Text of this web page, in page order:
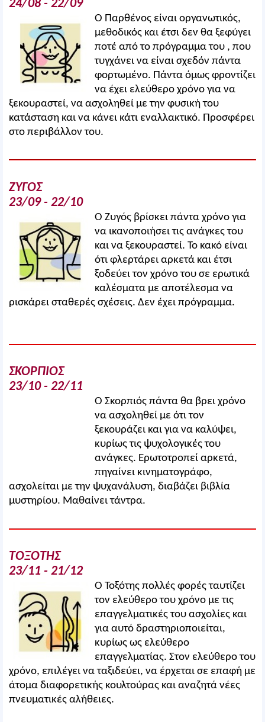
24/08 - 22/09
Ο Παρθένος είναι οργανωτικός,
μεθοδικός και έτσι δεν θα ξεφύγει
ποτέ από το πρόγραμμα του , που
τυγχάνει να είναι σχεδόν πάντα
φορτωμένο. Πάντα όμως φροντίζει
να έχει ελεύθερο χρόνο για να
ξεκουραστεί, να ασχοληθεί με την φυσική του
κατάσταση και να κάνει κάτι εναλλακτικό. Προσφέρει
στο περιβάλλον του.
ΖΥΓΟΣ
23/09 - 22/10
Ο Ζυγός βρίσκει πάντα χρόνο για
να ικανοποιήσει τις ανάγκες του
και να ξεκουραστεί. Το κακό είναι
ότι φλερτάρει αρκετά και έτσι
ξοδεύει τον χρόνο του σε ερωτικά
καλέσματα με αποτέλεσμα να
ρισκάρει σταθερές σχέσεις. Δεν έχει πρόγραμμα.
ΣΚΟΡΠΙΟΣ
23/10 - 22/11
Ο Σκορπιός πάντα θα βρει χρόνο
να ασχοληθεί με ότι τον
ξεκουράζει και για να καλύψει,
κυρίως τις ψυχολογικές του
ανάγκες. Ερωτοτροπεί αρκετά,
πηγαίνει κινηματογράφο,
ασχολείται με την ψυχανάλυση, διαβάζει βιβλία
μυστηρίου. Μαθαίνει τάντρα.
ΤΟΞΟΤΗΣ
23/11 - 21/12
Ο Τοξότης πολλές φορές ταυτίζει
τον ελεύθερο του χρόνο με τις
επαγγελματικές του ασχολίες και
για αυτό δραστηριοποιείται,
κυρίως ως ελεύθερο
επαγγελματίας. Στον ελεύθερο του
χρόνο, επιλέγει να ταξιδεύει, να έρχεται σε επαφή με
άτομα διαφορετικής κουλτούρας και αναζητά νέες
πνευματικές αλήθειες.